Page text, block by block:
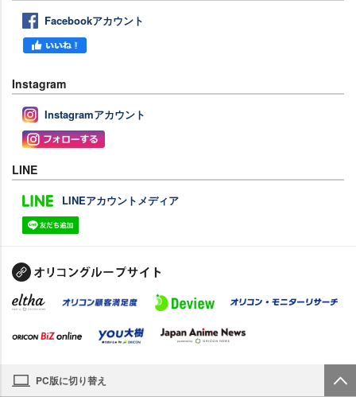
Facebookアカウント
Instagram
Instagramアカウント
LINE
LINEアカウントメディア
PC版に切り替え